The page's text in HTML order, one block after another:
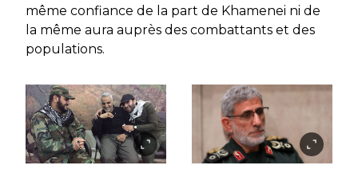
même confiance de la part de Khamenei ni de
la même aura auprès des combattants et des
populations.